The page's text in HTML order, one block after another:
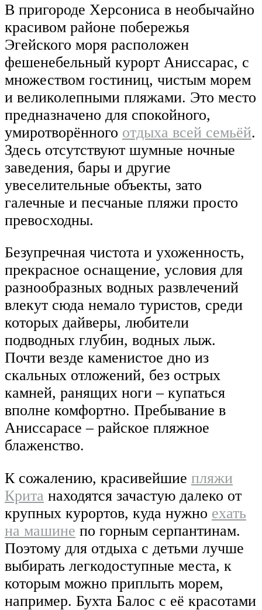
В пригороде Херсониса в необычайно
красивом районе побережья
Эгейского моря расположен
фешенебельный курорт Аниссарас, с
множеством гостиниц, чистым морем
и великолепными пляжами. Это место
предназначено для спокойного,
умиротворённого отдыха всей семьёй.
Здесь отсутствуют шумные ночные
заведения, бары и другие
увеселительные объекты, зато
галечные и песчаные пляжи просто
превосходны.
Безупречная чистота и ухоженность,
прекрасное оснащение, условия для
разнообразных водных развлечений
влекут сюда немало туристов, среди
которых дайверы, любители
подводных глубин, водных лыж.
Почти везде каменистое дно из
скальных отложений, без острых
камней, ранящих ноги – купаться
вполне комфортно. Пребывание в
Аниссарасе – райское пляжное
блаженство.
К сожалению, красивейшие пляжи
Крита находятся зачастую далеко от
крупных курортов, куда нужно ехать
на машине по горным серпантинам.
Поэтому для отдыха с детьми лучше
выбирать легкодоступные места, к
которым можно приплыть морем,
например. Бухта Балос с её красотами